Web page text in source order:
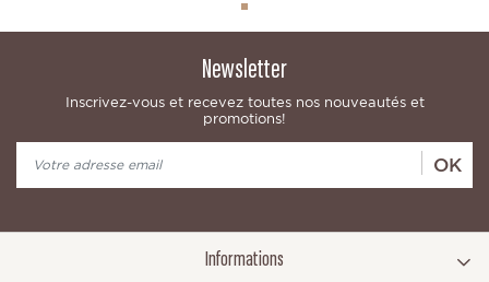
Newsletter
Inscrivez-vous et recevez toutes nos nouveautés et
promotions!
OK
Informations